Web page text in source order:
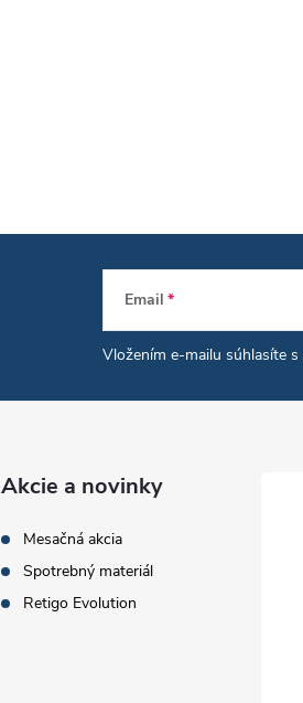
Email
Vložením e-mailu súhlasíte s
Akcie a novinky
Mesačná akcia
Spotrebný materiál
Retigo Evolution